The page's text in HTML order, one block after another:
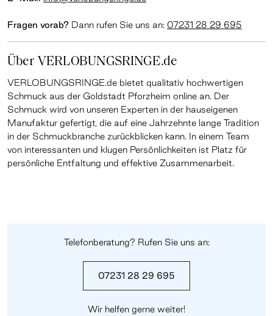
Fragen vorab? Dann rufen Sie uns an: 07231 28 29 695
Über VERLOBUNGSRINGE.de
VERLOBUNGSRINGE.de bietet qualitativ hochwertigen
Schmuck aus der Goldstadt Pforzheim online an. Der
Schmuck wird von unseren Experten in der hauseigenen
Manufaktur gefertigt, die auf eine Jahrzehnte lange Tradition
in der Schmuckbranche zurückblicken kann. In einem Team
von interessanten und klugen Persönlichkeiten ist Platz für
persönliche Entfaltung und effektive Zusammenarbeit.
Telefonberatung? Rufen Sie uns an:
07231 28 29 695
Wir helfen gerne weiter!